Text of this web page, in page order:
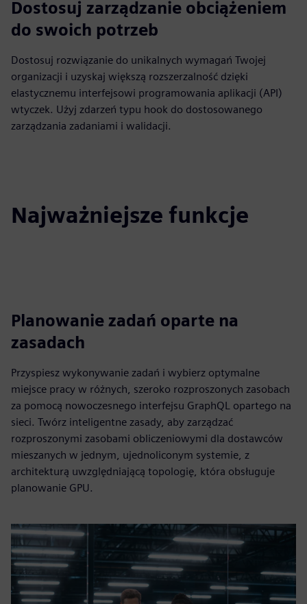
Dostosuj zarządzanie obciążeniem
do swoich potrzeb
Dostosuj rozwiązanie do unikalnych wymagań Twojej
organizacji i uzyskaj większą rozszerzalność dzięki
elastycznemu interfejsowi programowania aplikacji (API)
wtyczek. Użyj zdarzeń typu hook do dostosowanego
zarządzania zadaniami i walidacji.
Najważniejsze funkcje
Planowanie zadań oparte na
zasadach
Przyspiesz wykonywanie zadań i wybierz optymalne
miejsce pracy w różnych, szeroko rozproszonych zasobach
za pomocą nowoczesnego interfejsu GraphQL opartego na
sieci. Twórz inteligentne zasady, aby zarządzać
rozproszonymi zasobami obliczeniowymi dla dostawców
mieszanych w jednym, ujednoliconym systemie, z
architekturą uwzględniającą topologię, która obsługuje
planowanie GPU.